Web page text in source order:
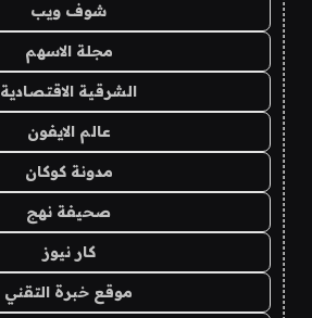
شوف ويب
مجلة الاسهم
الشرقية الاقتصادية
عالم الايفون
مدونة كوكان
صحيفة نهج
كار نيوز
موقع خبرة التقني